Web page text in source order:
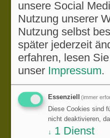
unsere Social
Nutzung unserer
Nutzung selbst
später jederzeit
erfahren, lesen
unser Impressum.
Essenziell (immer
Diese Cookies sind
nicht deaktivieren,
↓ 1 Dienst